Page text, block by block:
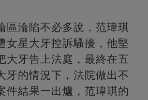
區淪陷不必多說，范瑋琪
女星大牙控訴騷擾，他堅
大牙告上法庭，最終在五
牙的情況下，法院做出不
件結果一出爐，范瑋琪的